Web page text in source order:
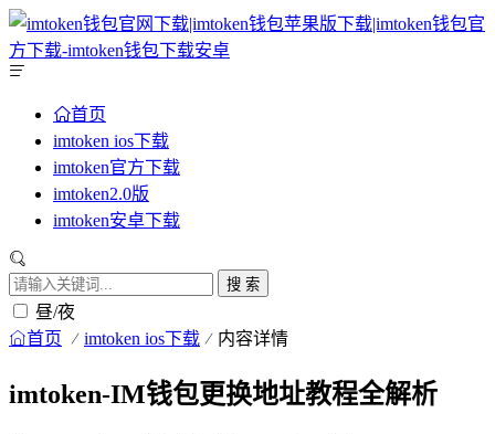
首页
imtoken ios下载
imtoken官方下载
imtoken2.0版
imtoken安卓下载
搜 索
昼/夜
首页 imtoken ios下载 内容详情
imtoken-IM钱包更换地址教程全解析